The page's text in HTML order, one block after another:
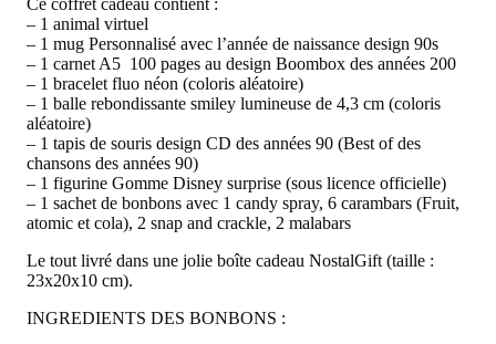
Ce coffret cadeau contient :
– 1 animal virtuel
– 1 mug Personnalisé avec l’année de naissance design 90s
– 1 carnet A5 100 pages au design Boombox des années 200
– 1 bracelet fluo néon (coloris aléatoire)
– 1 balle rebondissante smiley lumineuse de 4,3 cm (coloris
aléatoire)
– 1 tapis de souris design CD des années 90 (Best of des
chansons des années 90)
– 1 figurine Gomme Disney surprise (sous licence officielle)
– 1 sachet de bonbons avec 1 candy spray, 6 carambars (Fruit,
atomic et cola), 2 snap and crackle, 2 malabars
Le tout livré dans une jolie boîte cadeau NostalGift (taille :
23x20x10 cm).
INGREDIENTS DES BONBONS :